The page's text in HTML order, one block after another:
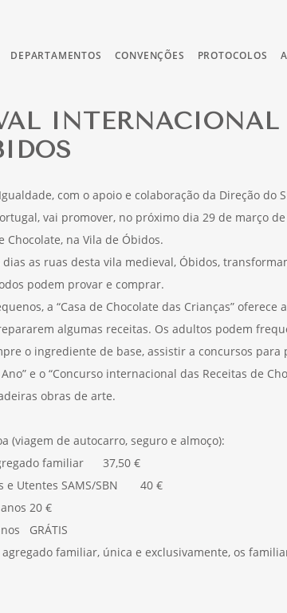
DEPARTAMENTOS CONVENÇÕES PROTOCOLOS
INTERNACIONAL
com o apoio e colaboração da Direção do
vai promover, no próximo dia 29 de março
Chocolate, na Vila de Óbidos.
as ruas desta vila medieval, Óbidos,
podem provar e comprar.
a “Casa de Chocolate das Crianças”
algumas receitas. Os adultos podem
o ingrediente de base, assistir a concursos
e o “Concurso internacional das Receitas de
obras de arte.
(viagem de autocarro, seguro e almoço):
familiar 37,50 €
e Utentes SAMS/SBN 40 €
20 €
GRÁTIS
familiar, única e exclusivamente, os